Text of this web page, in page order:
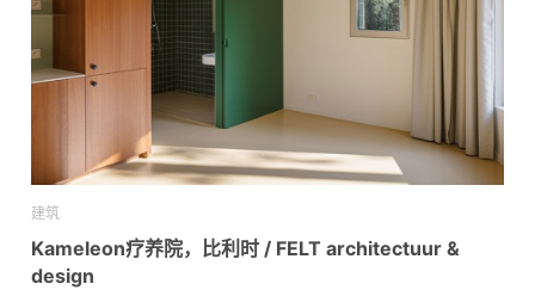
建筑
Kameleon疗养院，比利时 / FELT architectuur &
design